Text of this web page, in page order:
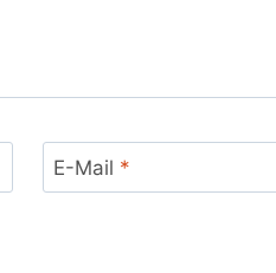
E-Mail *